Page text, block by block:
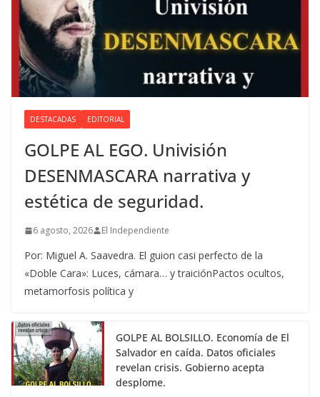
DESTACADAS EDITORIAL
GOLPE AL EGO. Univisión
DESENMASCARA narrativa y
estética de seguridad.
6 agosto, 2026 El Independiente
Por: Miguel A. Saavedra. El guion casi perfecto de la
«Doble Cara»: Luces, cámara… y traiciónPactos ocultos,
metamorfosis política y
GOLPE AL BOLSILLO. Economía de El
Salvador en caída. Datos oficiales
revelan crisis. Gobierno acepta
desplome.